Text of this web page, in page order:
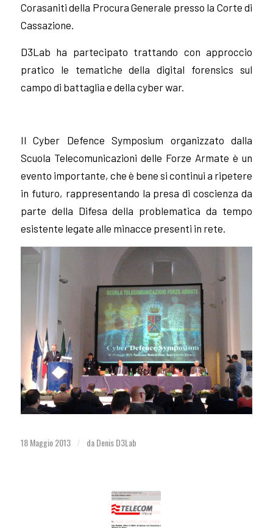
Corasaniti della Procura Generale presso la Corte di
Cassazione.
D3Lab ha partecipato trattando con approccio
pratico le tematiche della digital forensics sul
campo di battaglia e della cyber war.
Il Cyber Defence Symposium organizzato dalla
Scuola Telecomunicazioni delle Forze Armate è un
evento importante, che è bene si continui a ripetere
in futuro, rappresentando la presa di coscienza da
parte della Difesa della problematica da tempo
esistente legate alle minacce presenti in rete.
18 Maggio 2013 / daDenis D3Lab